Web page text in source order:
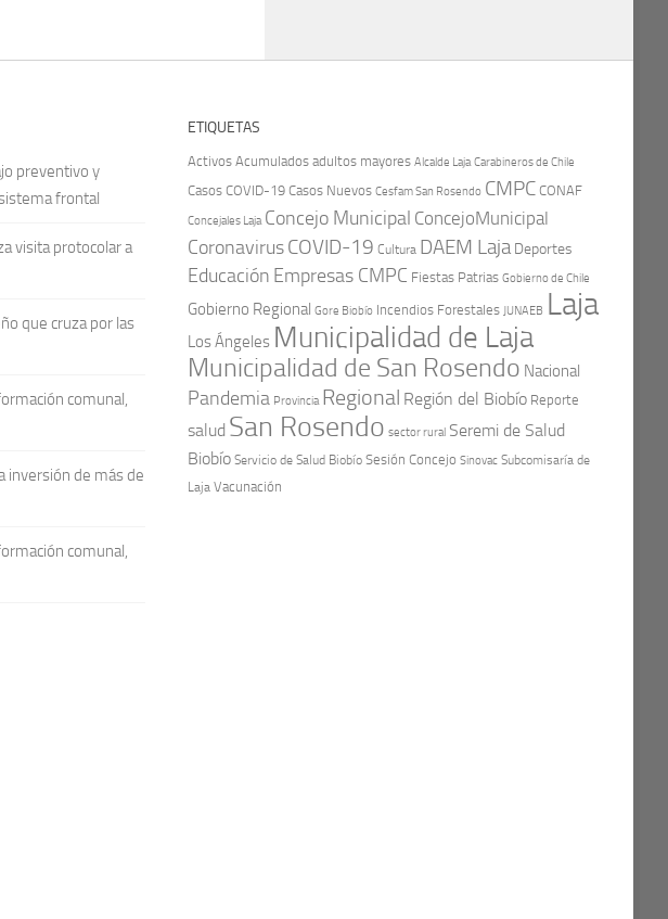
preventivo y
frontal
visita protocolar a
que cruza por las
comunal,
inversión de más de
comunal,
ETIQUETAS
Activos Acumulados adultos mayores Alcalde Laja Carabineros de Chile
Casos COVID-19 Casos Nuevos Cesfam San Rosendo CMPC CONAF
Concejales Laja Concejo Municipal ConcejoMunicipal
CoronavirusCOVID-19 Cultura DAEM Laja Deportes
Educación Empresas CMPC Fiestas Patrias Gobierno de Chile
Gobierno Regional Gore Biobío Incendios Forestales JUNAEB Laja
Los Ángeles Municipalidad de Laja
Municipalidad de San Rosendo Nacional
Pandemia Provincia Regional Región del Biobío Reporte
salud San Rosendo sector rural Seremi de Salud
Biobío Servicio de Salud Biobío Sesión Concejo Sinovac Subcomisaría de
Laja Vacunación